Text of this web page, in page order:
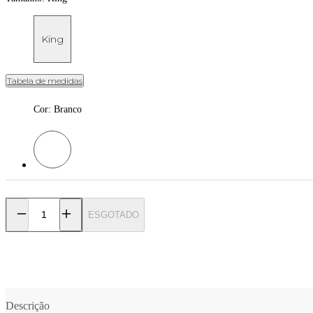
King
Tabela de medidas
Cor: Branco
Cor: Branco
ESGOTADO
Descrição